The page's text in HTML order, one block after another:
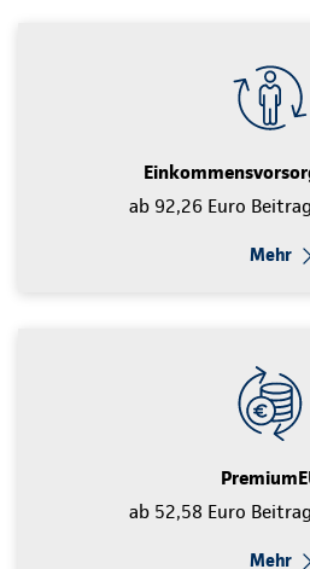
ab 92,26 Euro
Mehr
ab 52,58 Euro
Mehr